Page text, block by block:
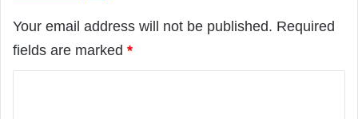
Your email address will not be published. Required
fields are marked *